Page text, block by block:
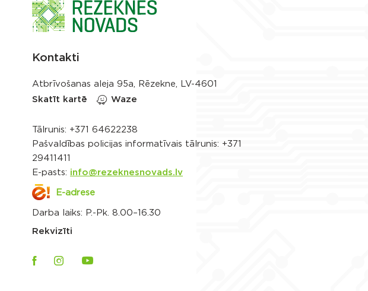
Kontakti
Atbrīvošanas aleja 95a, Rēzekne, LV-4601
Skatīt kartē
Waze
Tālrunis: +371 64622238
Pašvaldības policijas informatīvais tālrunis: +371
29411411
E-pasts: info@rezeknesnovads.lv
E-adrese
Darba laiks: P.-Pk. 8.00–16.30
Rekvizīti